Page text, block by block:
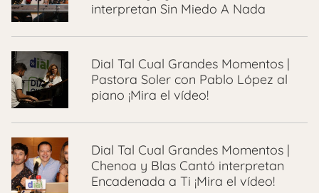
interpretan Sin Miedo A Nada
Dial Tal Cual Grandes Momentos |
Pastora Soler con Pablo López al
piano ¡Mira el vídeo!
Dial Tal Cual Grandes Momentos |
Chenoa y Blas Cantó interpretan
Encadenada a Ti ¡Mira el vídeo!